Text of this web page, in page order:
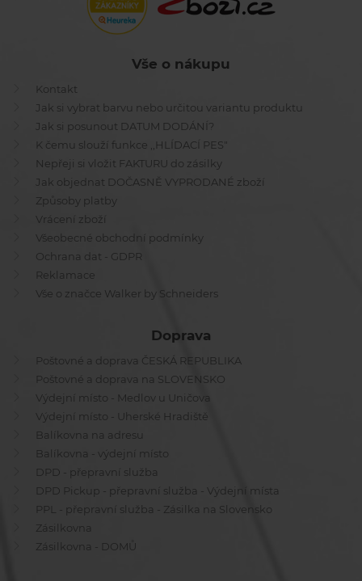
Vše o nákupu
Kontakt
Jak si vybrat barvu nebo určitou variantu produktu
Jak si posunout DATUM DODÁNÍ?
K čemu slouží funkce ,,HLÍDACÍ PES"
Nepřeji si vložit FAKTURU do zásilky
Jak objednat DOČASNĚ VYPRODANÉ zboží
Způsoby platby
Vrácení zboží
Všeobecné obchodní podmínky
Ochrana dat - GDPR
Reklamace
Vše o značce Walker by Schneiders
Doprava
Poštovné a doprava ČESKÁ REPUBLIKA
Poštovné a doprava na SLOVENSKO
Výdejní místo - Medlov u Uničova
Výdejní místo - Uherské Hradiště
Balíkovna na adresu
Balíkovna - výdejní místo
DPD - přepravní služba
DPD Pickup - přepravní služba - Výdejní místa
PPL - přepravní služba - Zásilka na Slovensko
Zásilkovna
Zásilkovna - DOMŮ